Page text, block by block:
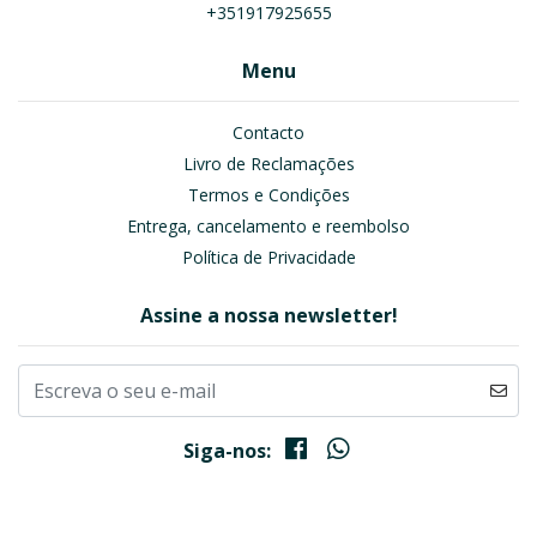
+351917925655
Menu
Contacto
Livro de Reclamações
Termos e Condições
Entrega, cancelamento e reembolso
Política de Privacidade
Assine a nossa newsletter!
Siga-nos: